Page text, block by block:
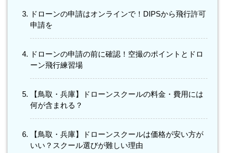
ドローンの申請はオンラインで！DIPSから飛行許可
申請を
ドローンの申請の前に確認！空撮のポイントとドロ
ーン飛行練習場
【鳥取・兵庫】ドローンスクールの料金・費用には
何が含まれる？
【鳥取・兵庫】ドローンスクールは価格が安い方が
いい？スクール選びが難しい理由